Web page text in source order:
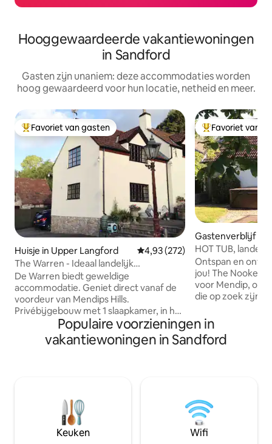
Hooggewaardeerde vakantiewoningen
in Sandford
Gasten zijn unaniem: deze accommodaties worden
hoog gewaardeerd voor hun locatie, netheid en meer.
Topfavoriet van gasten
Favoriet van gasten
Huisje in Upper Langford Gemiddelde beoordeling van
4,93 (272)
The Warren - Ideaal landelijk
toevluchtsoord of 'Stay & Fly'
De Warren biedt geweldige
accommodatie. Geniet direct vanaf de
voordeur van Mendips Hills.
Privébijgebouw met 1 slaapkamer, in het
hart van alle aanbiedingen van
Somerset. Gezins- en hondvriendelijk,
(blij om 1 hond te huisvesten) goed
Wifi,tv,dvd. Perfect voor wandelaars,
actieve gezinnen of gewoon om te
ontspannen. Ideaal om te ‘verblijven en
vliegen’ op 10 minuten van Bristol
Topfavoriet van
Favoriet van
Gastenverblijf in
be
HOT TUB,
pubs, luxe
Ontspan en
jou! The Nookery
voor Mendip,
die op zoek zijn
gezinnen en
naar een
platteland,
Mendip, de
aardbeienlijn,
rotsklimmen,
door een eigen
Populaire voorzieningen in
vakantiewoningen in Sandford
Keuken Wifi